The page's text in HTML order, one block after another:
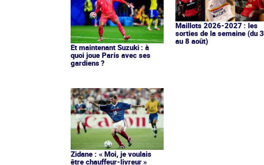
Et maintenant Suzuki : à
quoi joue Paris avec ses
gardiens ?
Maillots 2026-2027 : les
sorties de la semaine (du 3
au 8 août)
Zidane : « Moi, je voulais
être chauffeur-livreur »